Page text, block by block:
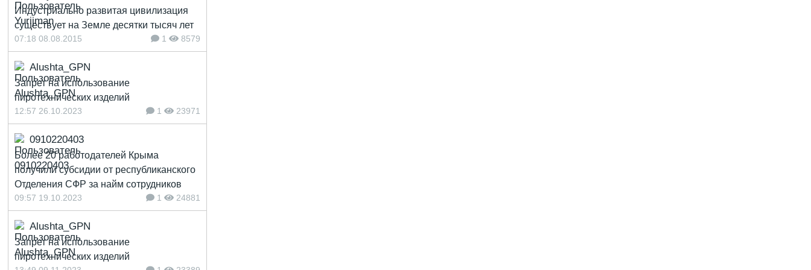
Индустриально развитая цивилизация
существует на Земле десятки тысяч лет
07:18 08.08.2015 1 8579
Alushta_GPN
Запрет на использование
пиротехнических изделий
12:57 26.10.2023 1 23971
0910220403
Более 20 работодателей Крыма
получили субсидии от республиканского
Отделения СФР за найм сотрудников
09:57 19.10.2023 1 24881
Alushta_GPN
Запрет на использование
пиротехнических изделий